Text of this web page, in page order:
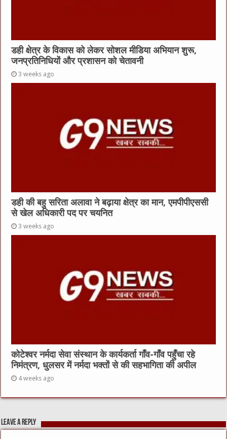
डही क्षेत्र के विकास को लेकर सोशल मीडिया अभियान शुरू,
जनप्रतिनिधियों और प्रशासन को चेतावनी
3 weeks ago
डही की बहु सरिता अलावा ने बढ़ाया क्षेत्र का मान, एमपीपीएससी
से खेल अधिकारी पद पर चयनित
3 weeks ago
कोटेश्वर नर्मदा सेवा संस्थान के कार्यकर्ता गाँव-गाँव पहुँचा रहे
निमंत्रण, धुलसर में नर्मदा भक्तों से की सहभागिता की अपील
4 weeks ago
Leave a Reply